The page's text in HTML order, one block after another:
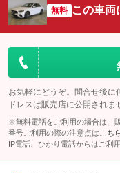
サイドカメラ
：装備あり
：装備なし
無料 この車両
お気軽にどうぞ。問合せ後に
ドレスは販売店に公開されま
※無料電話をご利用の場合は、
番号ご利用の際の注意点は こち
IP電話、ひかり電話からはご利